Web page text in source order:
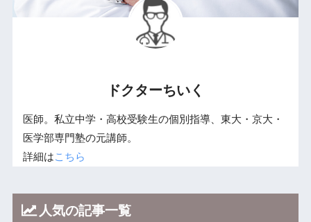
ドクターちいく
医師。私立中学・高校受験生の個別指導、東大・京大・
医学部専門塾の元講師。
詳細はこちら
人気の記事一覧